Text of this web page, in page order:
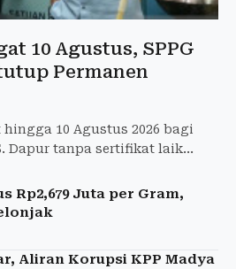
10 Agustus, SPPG
Permanen
10 Agustus 2026 bagi
Dapur tanpa sertifikat laik
Rp2,679 Juta per Gram,
Aliran Korupsi KPP Madya